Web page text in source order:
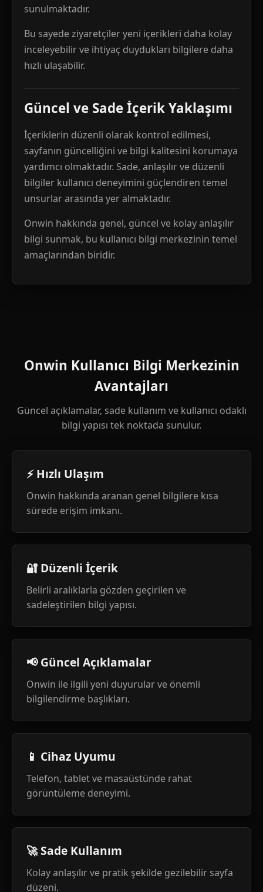
sunulmaktadır.
Bu sayede ziyaretçiler yeni içerikleri daha kolay
inceleyebilir ve ihtiyaç duydukları bilgilere daha
hızlı ulaşabilir.
Güncel ve Sade İçerik Yaklaşımı
İçeriklerin düzenli olarak kontrol edilmesi,
sayfanın güncelliğini ve bilgi kalitesini korumaya
yardımcı olmaktadır. Sade, anlaşılır ve düzenli
bilgiler kullanıcı deneyimini güçlendiren temel
unsurlar arasında yer almaktadır.
Onwin hakkında genel, güncel ve kolay anlaşılır
bilgi sunmak, bu kullanıcı bilgi merkezinin temel
amaçlarından biridir.
Onwin Kullanıcı Bilgi Merkezinin
Avantajları
Güncel açıklamalar, sade kullanım ve kullanıcı odaklı
bilgi yapısı tek noktada sunulur.
⚡ Hızlı Ulaşım
Onwin hakkında aranan genel bilgilere kısa
sürede erişim imkanı.
🔐 Düzenli İçerik
Belirli aralıklarla gözden geçirilen ve
sadeleştirilen bilgi yapısı.
📢 Güncel Açıklamalar
Onwin ile ilgili yeni duyurular ve önemli
bilgilendirme başlıkları.
📱 Cihaz Uyumu
Telefon, tablet ve masaüstünde rahat
görüntüleme deneyimi.
🚀 Sade Kullanım
Kolay anlaşılır ve pratik şekilde gezilebilir sayfa
düzeni.